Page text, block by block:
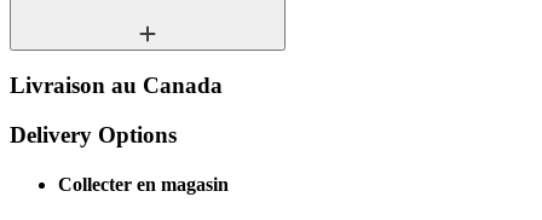
Livraison au Canada
Delivery Options
Collecter en magasin